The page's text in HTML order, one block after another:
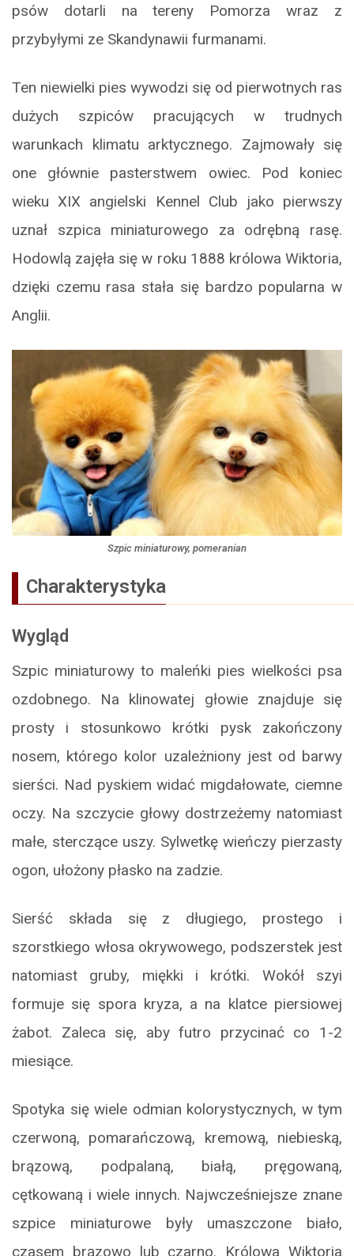
psów dotarli na tereny Pomorza wraz z
przybyłymi ze Skandynawii furmanami.
Ten niewielki pies wywodzi się od pierwotnych ras
dużych szpiców pracujących w trudnych
warunkach klimatu arktycznego. Zajmowały się
one głównie pasterstwem owiec. Pod koniec
wieku XIX angielski Kennel Club jako pierwszy
uznał szpica miniaturowego za odrębną rasę.
Hodowlą zajęła się w roku 1888 królowa Wiktoria,
dzięki czemu rasa stała się bardzo popularna w
Anglii.
Szpic miniaturowy, pomeranian
Charakterystyka
Wygląd
Szpic miniaturowy to maleńki pies wielkości psa
ozdobnego. Na klinowatej głowie znajduje się
prosty i stosunkowo krótki pysk zakończony
nosem, którego kolor uzależniony jest od barwy
sierści. Nad pyskiem widać migdałowate, ciemne
oczy. Na szczycie głowy dostrzeżemy natomiast
małe, sterczące uszy. Sylwetkę wieńczy pierzasty
ogon, ułożony płasko na zadzie.
Sierść składa się z długiego, prostego i
szorstkiego włosa okrywowego, podszerstek jest
natomiast gruby, miękki i krótki. Wokół szyi
formuje się spora kryza, a na klatce piersiowej
żabot. Zaleca się, aby futro przycinać co 1-2
miesiące.
Spotyka się wiele odmian kolorystycznych, w tym
czerwoną, pomarańczową, kremową, niebieską,
brązową, podpalaną, białą, pręgowaną,
cętkowaną i wiele innych. Najwcześniejsze znane
szpice miniaturowe były umaszczone biało,
czasem brązowo lub czarno. Królowa Wiktoria